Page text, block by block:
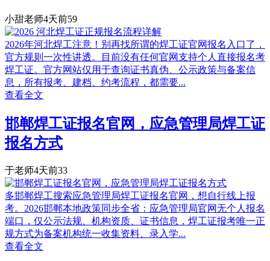
小甜老师4天前59
2026年河北焊工注意！别再找所谓的焊工证官网报名入口了，
官方规则一次性讲透。目前没有任何官网支持个人直接报名考
焊工证。官方网站仅用于查询证书真伪、公示政策与备案信
息，所有报考、建档、约考流程，都需要...
查看全文
邯郸焊工证报名官网，应急管理局焊工证
报名方式
于老师4天前33
多邯郸焊工搜索应急管理局焊工证报名官网，想自行线上报
考。2026邯郸本地政策同步全省：应急管理局官网无个人报名
端口，仅公示法规、机构资质、证书信息，焊工证报考唯一正
规方式为备案机构统一收集资料、录入学...
查看全文